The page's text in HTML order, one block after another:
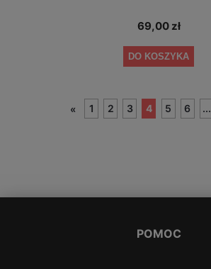
69,00 zł
DO KOSZYKA
« 1 2 3 4 5 6 ...
POMOC